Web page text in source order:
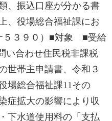
、振込口座が分かる書
、役場総合福祉課にお
３９０）■対象 ■受給
合わせ住民税非課税
世帯主申請書、令和３
場総合福祉課11その
症拡大の影響により収
下水道使用料の「支払